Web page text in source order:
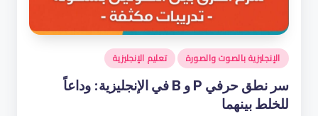
لة
نُشر
في
الإنجليزية بالصوت والصورة تعليم الإنجليزية
سر نطق حرفي P و B في الإنجليزية: وداعاً
للخلط بينهما